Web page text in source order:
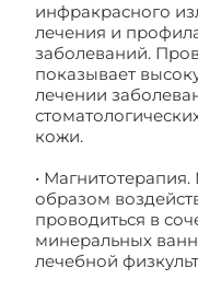
инфракрасного
лечения и
заболеваний.
показывает
лечении
кожи.
•
образом
проводиться в
минеральных
лечебной